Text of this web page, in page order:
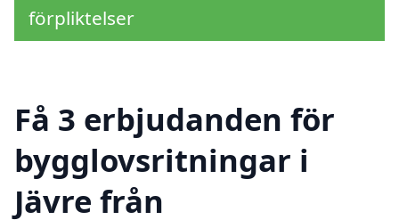
förpliktelser
Få 3 erbjudanden för
bygglovsritningar i
Jävre från